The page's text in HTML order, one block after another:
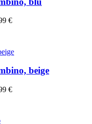
€
beige
€